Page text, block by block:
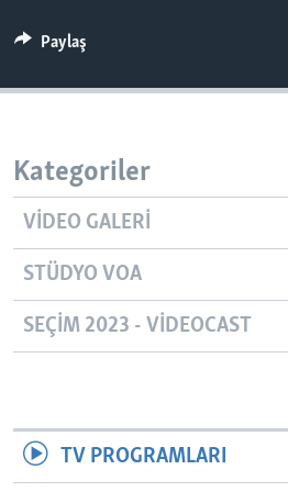
Paylaş
Kategoriler
VIDEO GALERI
STÜDYO VOA
SEÇIM 2023 - VIDEOCAST
TV PROGRAMLARI